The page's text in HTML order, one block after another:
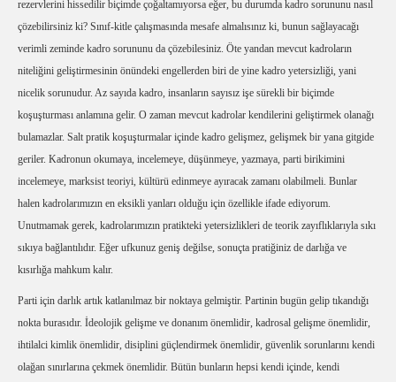
rezervlerini hissedilir biçimde çoğaltamıyorsa eğer, bu durumda kadro sorununu nasıl
çözebilirsiniz ki? Sınıf-kitle çalışmasında mesafe almalısınız ki, bunun sağlayacağı
verimli zeminde kadro sorununu da çözebilesiniz. Öte yandan mevcut kadroların
niteliğini geliştirmesinin önündeki engellerden biri de yine kadro yetersizliği, yani
nicelik sorunudur. Az sayıda kadro, insanların sayısız işe sürekli bir biçimde
koşuşturması anlamına gelir. O zaman mevcut kadrolar kendilerini geliştirmek olanağı
bulamazlar. Salt pratik koşuşturmalar içinde kadro gelişmez, gelişmek bir yana gitgide
geriler. Kadronun okumaya, incelemeye, düşünmeye, yazmaya, parti birikimini
incelemeye, marksist teoriyi, kültürü edinmeye ayıracak zamanı olabilmeli. Bunlar
halen kadrolarımızın en eksikli yanları olduğu için özellikle ifade ediyorum.
Unutmamak gerek, kadrolarımızın pratikteki yetersizlikleri de teorik zayıflıklarıyla sıkı
sıkıya bağlantılıdır. Eğer ufkunuz geniş değilse, sonuçta pratiğiniz de darlığa ve
kısırlığa mahkum kalır.
Parti için darlık artık katlanılmaz bir noktaya gelmiştir. Partinin bugün gelip tıkandığı
nokta burasıdır. İdeolojik gelişme ve donanım önemlidir, kadrosal gelişme önemlidir,
ihtilalci kimlik önemlidir, disiplini güçlendirmek önemlidir, güvenlik sorunlarını kendi
olağan sınırlarına çekmek önemlidir. Bütün bunların hepsi kendi içinde, kendi